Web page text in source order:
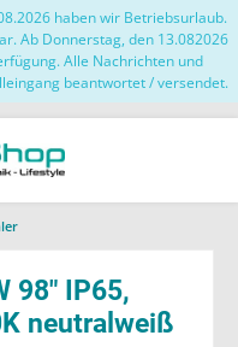
haben wir Betriebsurlaub.
Ab Donnerstag, den 13.082026
Alle Nachrichten und
beantwortet / versendet.
98" IP65,
neutralweiß